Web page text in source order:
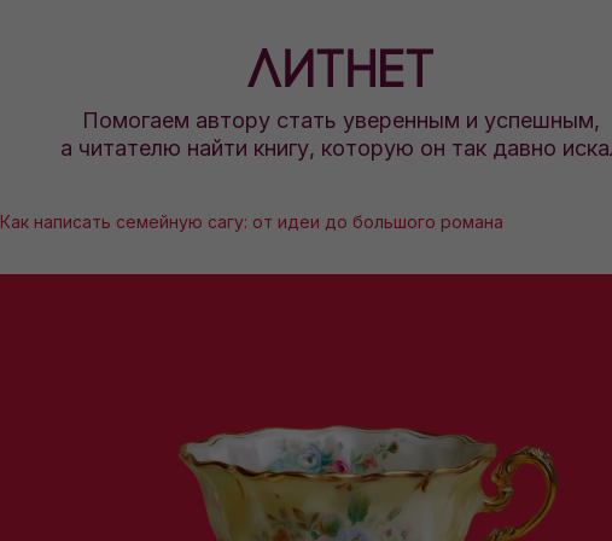
Помогаем автору стать уверенным и успешным,
а читателю найти книгу, которую он так давно
Как написать семейную сагу: от идеи до большого романа